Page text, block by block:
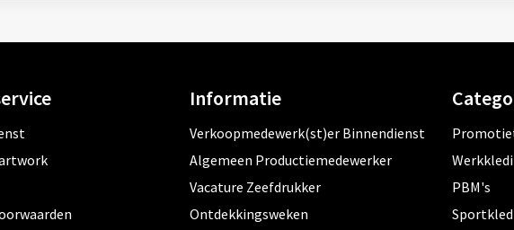
Informatie
Verkoopmedewerk(st)er Binnendienst
Algemeen Productiemedewerker
Vacature Zeefdrukker
Ontdekkingsweken
PBM's